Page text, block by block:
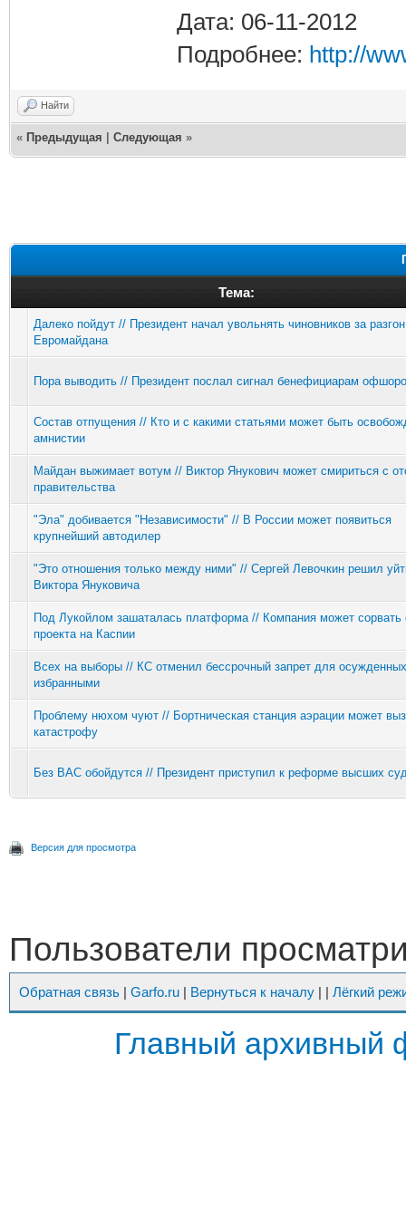
Дата: 06-11-2012
Подробнее: http://
Найти
« Предыдущая Следующая »
Тема:
Далеко пойдут // Президент начал увольнять чиновников за разгон
Евромайдана
Пора выводить // Президент послал сигнал бенефициарам
Состав отпущения // Кто и с какими статьями может быть
амнистии
Майдан выжимает вотум // Виктор Янукович может смириться с
правительства
"Эла" добивается "Независимости" // В России может появиться
крупнейший автодилер
"Это отношения только между ними" // Сергей Левочкин решил
Виктора Януковича
Под Лукойлом зашаталась платформа // Компания может сорвать
проекта на Каспии
Всех на выборы // КС отменил бессрочный запрет для
избранными
Проблему нюхом чуют // Бортническая станция аэрации может
катастрофу
Без ВАС обойдутся // Президент приступил к реформе высших
Версия для просмотра
Пользователи
Обратная связь | Garfo.ru | Вернуться к началу | | Лёгкий
Главный архивный